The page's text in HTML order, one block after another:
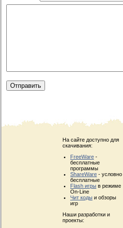
На сайте доступно для
скачивания:
FreeWare -
бесплатные
программы
ShareWare - условно
бесплатные
Flash игры в режиме
On-Line
Чит коды и обзоры
игр
Наши разработки и
проекты: